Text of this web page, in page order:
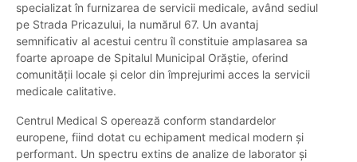
specializat în furnizarea de servicii medicale, având sediul
pe Strada Pricazului, la numărul 67. Un avantaj
semnificativ al acestui centru îl constituie amplasarea sa
foarte aproape de Spitalul Municipal Orăștie, oferind
comunității locale și celor din împrejurimi acces la servicii
medicale calitative.
Centrul Medical S operează conform standardelor
europene, fiind dotat cu echipament medical modern și
performant. Un spectru extins de analize de laborator și